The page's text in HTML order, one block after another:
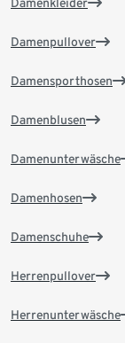
Damenkleider
Damenpullover
Damensporthosen
Damenblusen
Damenunterwäsche
Damenhosen
Damenschuhe
Herrenpullover
Herrenunterwäsche